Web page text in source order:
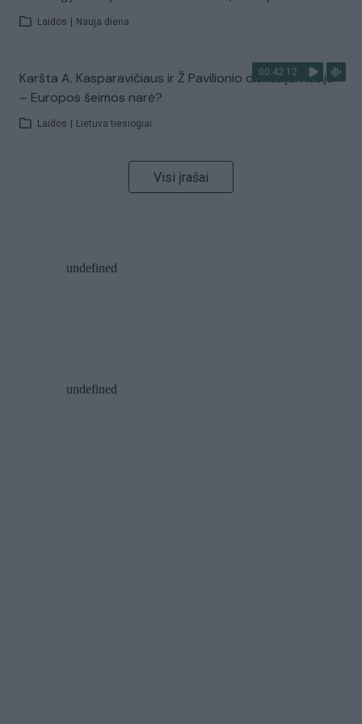
Laidos Nauja diena
00:42:12
Karšta A. Kasparavičiaus ir Ž Pavilionio diskusija: Rusija
– Europos šeimos narė?
Laidos Lietuva tiesiogiai
Visi įrašai